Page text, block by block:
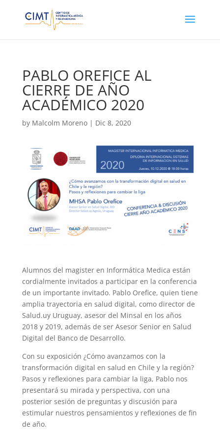
PABLO OREFICE AL
CIERRE DE AÑO
ACADÉMICO 2020
by Malcolm Moreno| Dic 8, 2020
Alumnos del magister en Informática Medica están
cordialmente invitados a participar en la conferencia
de un importante invitado. Pablo Orefice, quien tiene
amplia trayectoria en salud digital, como director de
Salud.uy Uruguay, asesor del Minsal en los años
2018 y 2019, además de ser Asesor Senior en Salud
Digital del Banco de Desarrollo.
Con su exposición ¿Cómo avanzamos con la
transformación digital en salud en Chile y la región?
Pasos y reflexiones para cambiar la liga, Pablo nos
presentará su mirada y perspectiva, con una
posterior sesión de preguntas y discusión para
estimular nuestros pensamientos y reflexiones de fin
de año.